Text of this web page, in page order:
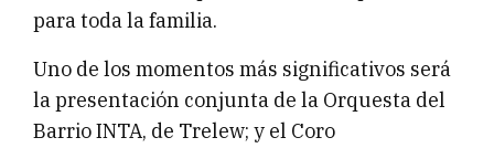
para toda la familia.
Uno de los momentos más significativos será
la presentación conjunta de la Orquesta del
Barrio INTA, de Trelew; y el Coro